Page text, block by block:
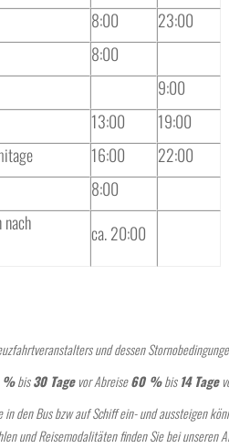
8:00
23:00
8:00
9:00
13:00
19:00
16:00
22:00
8:00
nach
ca. 20:00
und dessen
%bis30 Tagevor Abreise60 %bis14 Tage
den Bus bzw auf Schiff ein- und aussteigen
und Reisemodalitäten finden Sie bei unseren